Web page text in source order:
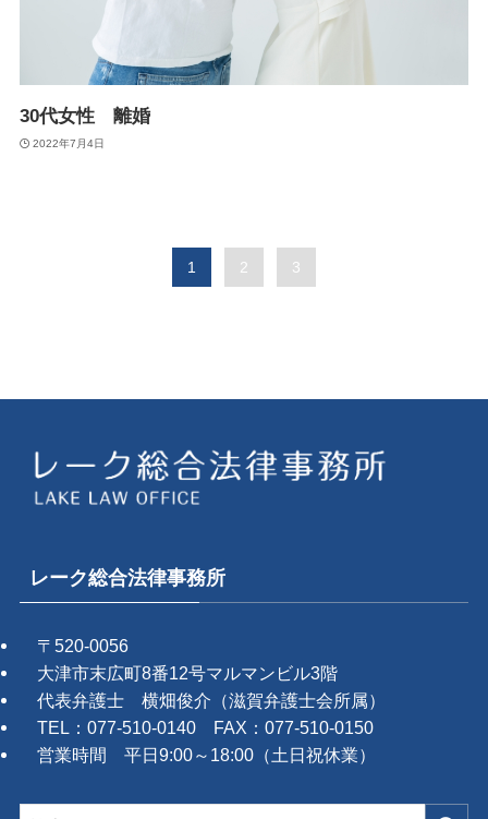
30代女性 離婚
2022年7月4日
1 2 3
レーク総合法律事務所
〒520-0056
大津市末広町8番12号マルマンビル3階
代表弁護士 横畑俊介（滋賀弁護士会所属）
TEL：077-510-0140 FAX：077-510-0150
営業時間 平日9:00～18:00（土日祝休業）